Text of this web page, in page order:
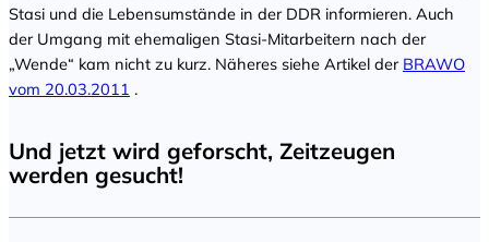
Stasi und die Lebensumstände in der DDR informieren. Auch
der Umgang mit ehemaligen Stasi-Mitarbeitern nach der
„Wende“ kam nicht zu kurz. Näheres siehe Artikel der BRAWO
vom 20.03.2011 .
Und jetzt wird geforscht, Zeitzeugen
werden gesucht!